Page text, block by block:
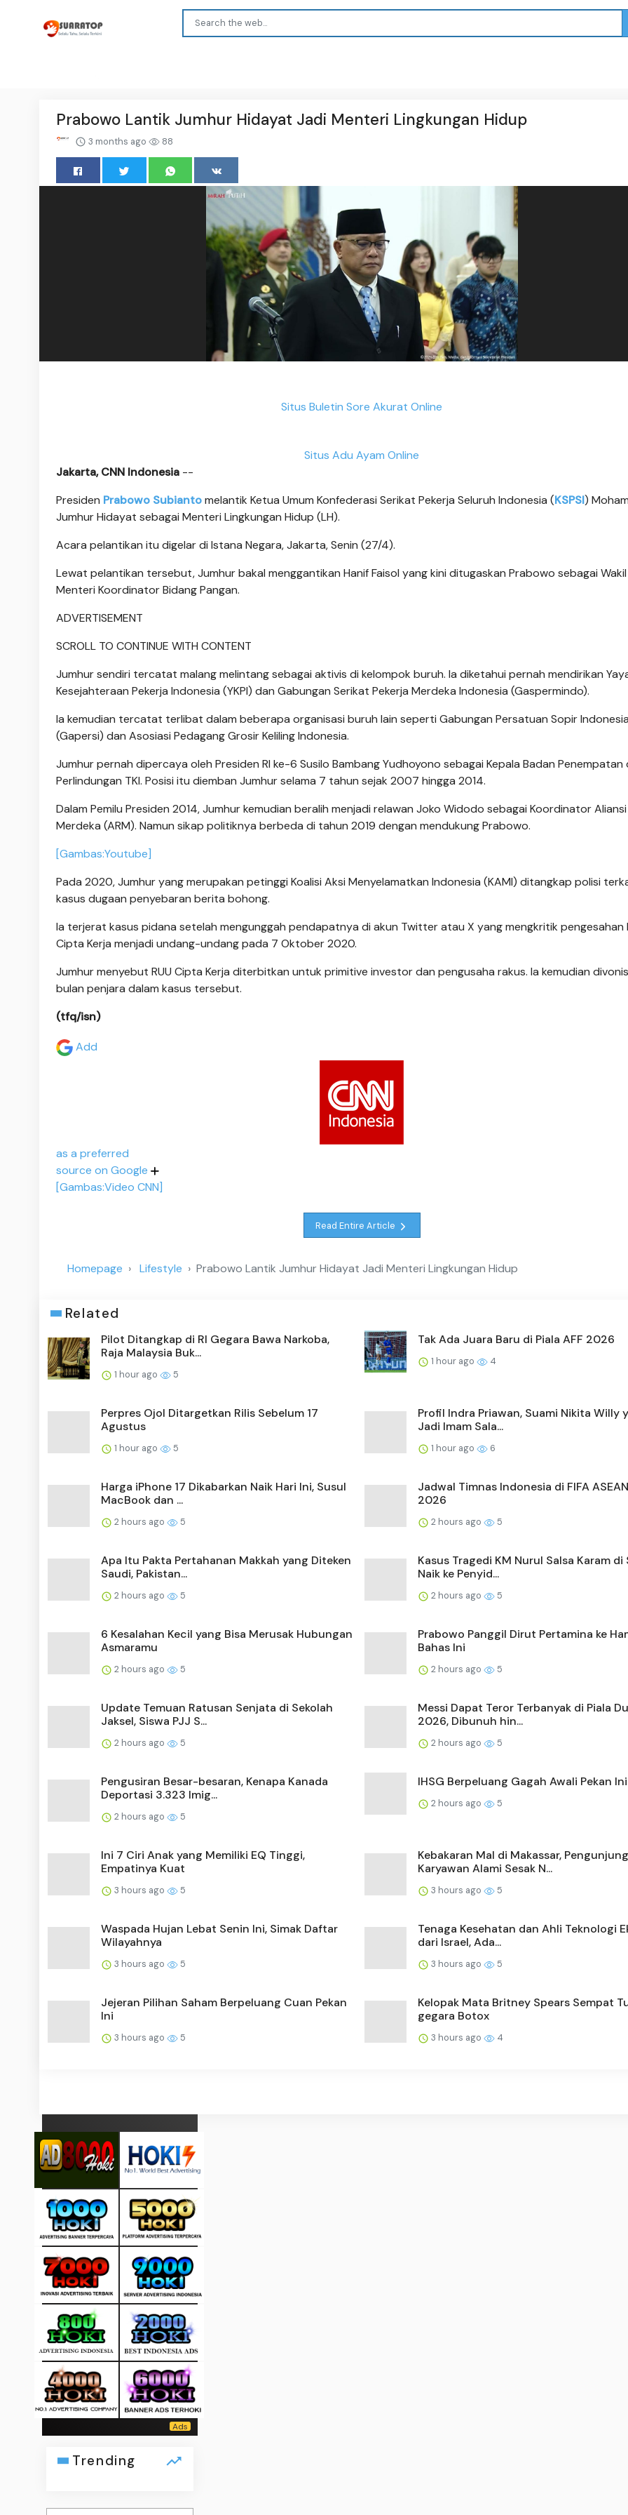
Prabowo Lantik Jumhur Hidayat Jadi Menteri Lingkungan Hidup
3 months ago 88
Situs Buletin Sore Akurat Online
Situs Adu Ayam Online
Jakarta, CNN Indonesia --
Presiden Prabowo Subiantomelantik Ketua Umum Konfederasi Serikat Pekerja Seluruh Indonesia (KSPSI)
Jumhur Hidayat sebagai Menteri Lingkungan Hidup (LH).
Acara pelantikan itu digelar di Istana Negara, Jakarta, Senin (27/4).
Lewat pelantikan tersebut, Jumhur bakal menggantikan Hanif Faisol yang kini ditugaskan Prabowo sebagai Wakil
Menteri Koordinator Bidang Pangan.
ADVERTISEMENT
SCROLL TO CONTINUE WITH CONTENT
Jumhur sendiri tercatat malang melintang sebagai aktivis di kelompok buruh. Ia diketahui pernah mendirikan
Kesejahteraan Pekerja Indonesia (YKPI) dan Gabungan Serikat Pekerja Merdeka Indonesia (Gaspermindo).
Ia kemudian tercatat terlibat dalam beberapa organisasi buruh lain seperti Gabungan Persatuan Sopir
(Gapersi) dan Asosiasi Pedagang Grosir Keliling Indonesia.
Jumhur pernah dipercaya oleh Presiden RI ke-6 Susilo Bambang Yudhoyono sebagai Kepala Badan Penempatan
Perlindungan TKI. Posisi itu diemban Jumhur selama 7 tahun sejak 2007 hingga 2014.
Dalam Pemilu Presiden 2014, Jumhur kemudian beralih menjadi relawan Joko Widodo sebagai Koordinator
Merdeka (ARM). Namun sikap politiknya berbeda di tahun 2019 dengan mendukung Prabowo.
[Gambas:Youtube]
Pada 2020, Jumhur yang merupakan petinggi Koalisi Aksi Menyelamatkan Indonesia (KAMI) ditangkap polisi
kasus dugaan penyebaran berita bohong.
Ia terjerat kasus pidana setelah mengunggah pendapatnya di akun Twitter atau X yang mengkritik pengesahan
Cipta Kerja menjadi undang-undang pada 7 Oktober 2020.
Jumhur menyebut RUU Cipta Kerja diterbitkan untuk primitive investor dan pengusaha rakus. Ia kemudian
bulan penjara dalam kasus tersebut.
(tfq/isn)
Add
as a preferred
source on Google
[Gambas:Video CNN]
Read Entire Article
Homepage Lifestyle Prabowo Lantik Jumhur Hidayat Jadi Menteri Lingkungan Hidup
Related
Pilot Ditangkap di RI Gegara Bawa Narkoba,
Raja Malaysia Buk...
1 hour ago 5
Tak Ada Juara Baru di Piala AFF 2026
1 hour ago 4
Perpres Ojol Ditargetkan Rilis Sebelum 17
Agustus
1 hour ago 5
Profil Indra Priawan, Suami Nikita Willy
Jadi Imam Sala...
1 hour ago 6
Harga iPhone 17 Dikabarkan Naik Hari Ini, Susul
MacBook dan ...
2 hours ago 5
Jadwal Timnas Indonesia di FIFA
2026
2 hours ago 5
Apa Itu Pakta Pertahanan Makkah yang Diteken
Saudi, Pakistan...
2 hours ago 5
Kasus Tragedi KM Nurul Salsa Karam di
Naik ke Penyid...
2 hours ago 5
6 Kesalahan Kecil yang Bisa Merusak Hubungan
Asmaramu
2 hours ago 5
Prabowo Panggil Dirut Pertamina ke
Bahas Ini
2 hours ago 5
Update Temuan Ratusan Senjata di Sekolah
Jaksel, Siswa PJJ S...
2 hours ago 5
Messi Dapat Teror Terbanyak di Piala
2026, Dibunuh hin...
2 hours ago 5
Pengusiran Besar-besaran, Kenapa Kanada
Deportasi 3.323 Imig...
2 hours ago 5
IHSG Berpeluang Gagah Awali Pekan Ini
2 hours ago 5
Ini 7 Ciri Anak yang Memiliki EQ Tinggi,
Empatinya Kuat
3 hours ago 5
Kebakaran Mal di Makassar,
Karyawan Alami Sesak N...
3 hours ago 5
Waspada Hujan Lebat Senin Ini, Simak Daftar
Wilayahnya
3 hours ago 5
Tenaga Kesehatan dan Ahli Teknologi
dari Israel, Ada...
3 hours ago 5
Jejeran Pilihan Saham Berpeluang Cuan Pekan
Ini
3 hours ago 5
Kelopak Mata Britney Spears Sempat
gegara Botox
3 hours ago 4
Trending